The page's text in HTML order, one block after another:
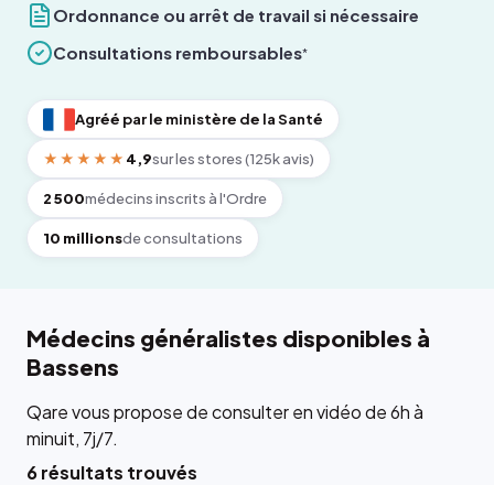
Ordonnance ou arrêt de travail si nécessaire
Consultations remboursables*
Agréé par le ministère de la Santé
★★★★★ 4,9sur les stores (125k avis)
2 500médecins inscrits à l'Ordre
10 millionsde consultations
Médecins généralistes disponibles à
Bassens
Qare vous propose de consulter en vidéo de 6h à
minuit, 7j/7.
6 résultats trouvés